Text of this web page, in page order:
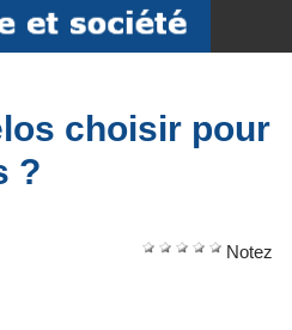
choisir pour
?
Notez